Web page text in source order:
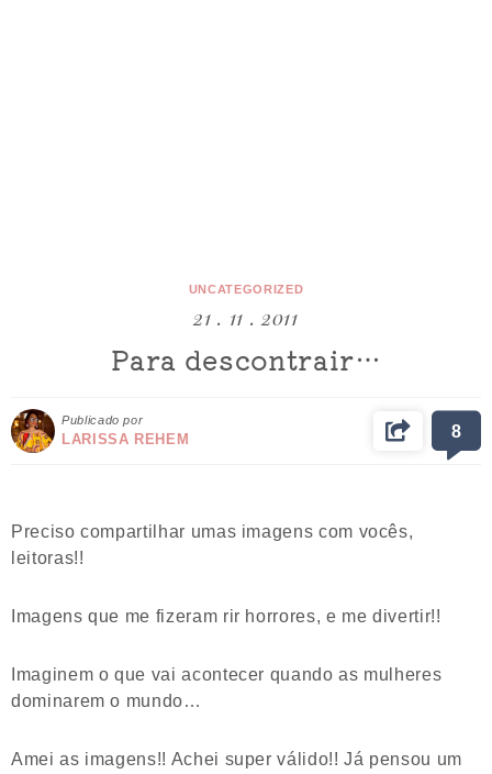
UNCATEGORIZED
21 . 11 . 2011
Para descontrair…
Publicado por
LARISSA REHEM 8
Preciso compartilhar umas imagens com vocês,
leitoras!!
Imagens que me fizeram rir horrores, e me divertir!!
Imaginem o que vai acontecer quando as mulheres
dominarem o mundo…
Amei as imagens!! Achei super válido!! Já pensou um